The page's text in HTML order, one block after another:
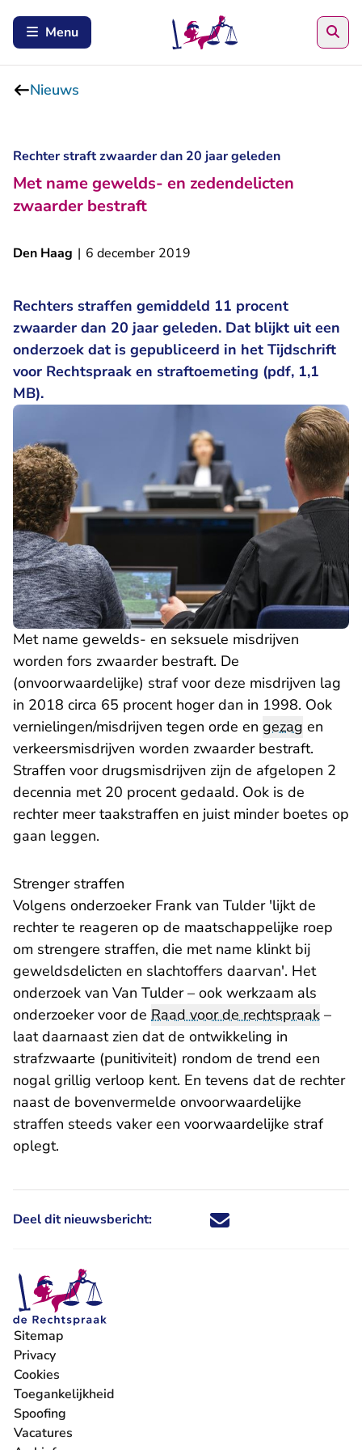
Menu
Nieuws
Rechter straft zwaarder dan 20 jaar geleden
Met name gewelds- en zedendelicten
zwaarder bestraft
Den Haag | 6 december 2019
Rechters straffen gemiddeld 11 procent
zwaarder dan 20 jaar geleden. Dat blijkt uit een
onderzoek dat is gepubliceerd in het Tijdschrift
voor Rechtspraak en straftoemeting (pdf, 1,1
MB).
Met name gewelds- en seksuele misdrijven
worden fors zwaarder bestraft. De
(onvoorwaardelijke) straf voor deze misdrijven lag
in 2018 circa 65 procent hoger dan in 1998. Ook
vernielingen/misdrijven tegen orde en gezag en
verkeersmisdrijven worden zwaarder bestraft.
Straffen voor drugsmisdrijven zijn de afgelopen 2
decennia met 20 procent gedaald. Ook is de
rechter meer taakstraffen en juist minder boetes op
gaan leggen.
Strenger straffen
Volgens onderzoeker Frank van Tulder 'lijkt de
rechter te reageren op de maatschappelijke roep
om strengere straffen, die met name klinkt bij
geweldsdelicten en slachtoffers daarvan'. Het
onderzoek van Van Tulder – ook werkzaam als
onderzoeker voor de Raad voor de rechtspraak –
laat daarnaast zien dat de ontwikkeling in
strafzwaarte (punitiviteit) rondom de trend een
nogal grillig verloop kent. En tevens dat de rechter
naast de bovenvermelde onvoorwaardelijke
straffen steeds vaker een voorwaardelijke straf
oplegt.
Deel dit nieuwsbericht: Deel dit nieuwsbericht via X -
Deel dit nieuwsbericht via
Deel dit nieuwsbericht
Deel dit
Sitemap
Privacy
Cookies
Toegankelijkheid
Spoofing
Vacatures
- U verlaat Rechtspraak.nl